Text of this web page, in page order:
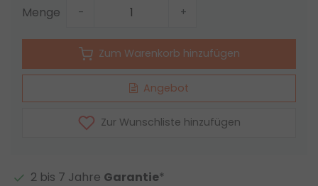
Menge - +
Zum Warenkorb hinzufügen
Angebot
Zur Wunschliste hinzufügen
2 bis 7 Jahre Garantie*